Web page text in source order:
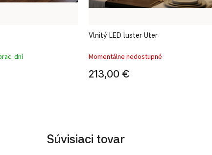
dní
Vlnitý LED luster Uter
Momentálne nedostupné
213,00 €
Súvisiaci tovar